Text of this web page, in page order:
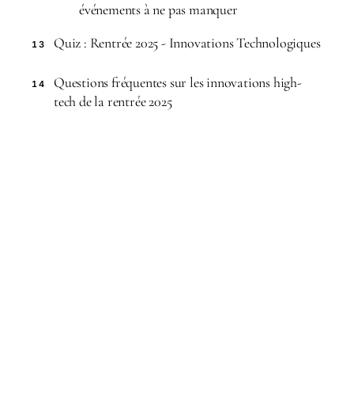
événements à ne pas manquer
13 Quiz : Rentrée 2025 - Innovations Technologiques
14
Questions fréquentes sur les innovations high-
tech de la rentrée 2025